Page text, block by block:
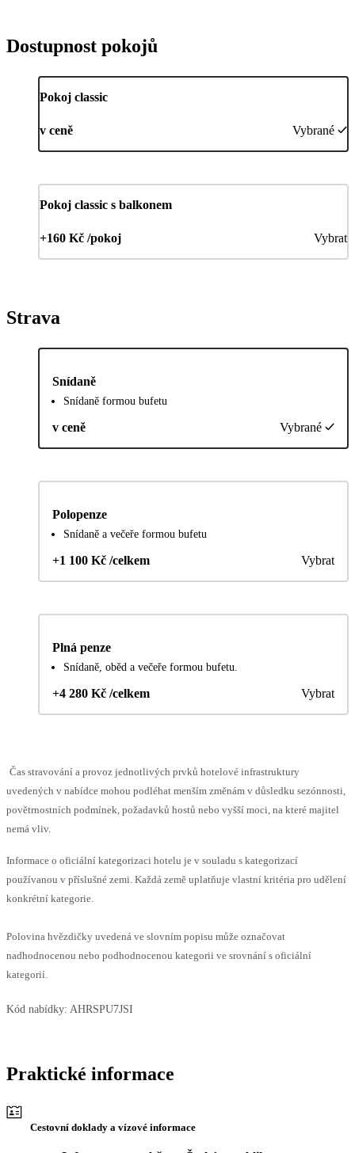
Dostupnost pokojů
Pokoj classic
v ceně Vybrané
Pokoj classic s balkonem
+160 Kč /pokoj Vybrat
Strava
Snídaně
Snídaně formou bufetu
v ceně Vybrané
Polopenze
Snídaně a večeře formou bufetu
+1 100 Kč /celkem Vybrat
Plná penze
Snídaně, oběd a večeře formou bufetu.
+4 280 Kč /celkem Vybrat
Čas stravování a provoz jednotlivých prvků hotelové infrastruktury
uvedených v nabídce mohou podléhat menším změnám v důsledku sezónnosti,
povětrnostních podmínek, požadavků hostů nebo vyšší moci, na které majitel
nemá vliv.
Informace o oficiální kategorizaci hotelu je v souladu s kategorizací
používanou v příslušné zemi. Každá země uplatňuje vlastní kritéria pro udělení
konkrétní kategorie.
Polovina hvězdičky uvedená ve slovním popisu může označovat
nadhodnocenou nebo podhodnocenou kategorii ve srovnání s oficiální
kategorií.
Kód nabídky: AHRSPU7JSI
Praktické informace
Cestovní doklady a vízové informace